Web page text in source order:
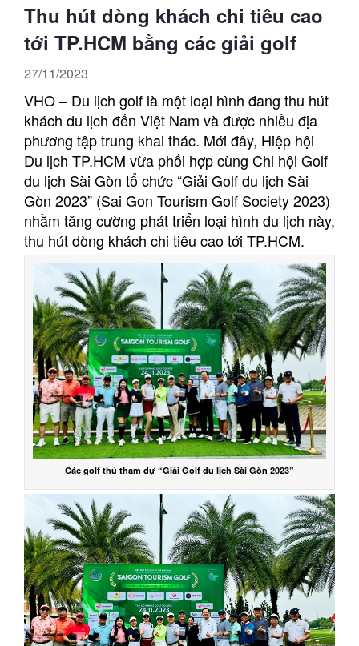
Thu hút dòng khách chi tiêu cao
tới TP.HCM bằng các giải golf
27/11/2023
VHO – Du lịch golf là một loại hình đang thu hút
khách du lịch đến Việt Nam và được nhiều địa
phương tập trung khai thác. Mới đây, Hiệp hội
Du lịch TP.HCM vừa phối hợp cùng Chi hội Golf
du lịch Sài Gòn tổ chức “Giải Golf du lịch Sài
Gòn 2023” (Sai Gon Tourism Golf Society 2023)
nhằm tăng cường phát triển loại hình du lịch này,
thu hút dòng khách chi tiêu cao tới TP.HCM.
Các golf thủ tham dự “Giải Golf du lịch Sài Gòn 2023”